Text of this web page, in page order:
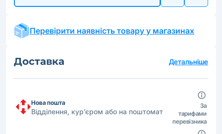
Перевірити наявність товару у магазинах
Доставка Детальніше
Нова пошта
Відділення, кур’єром або на поштомат
За
тарифами
перевізника